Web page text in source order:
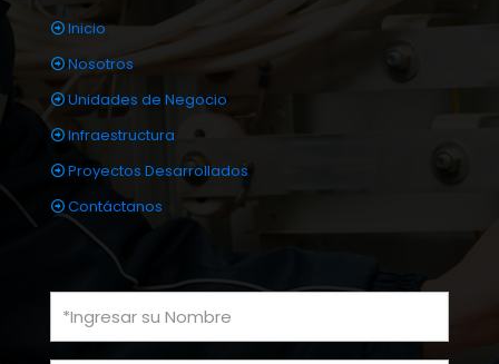
Inicio
Nosotros
Unidades de Negocio
Infraestructura
Proyectos Desarrollados
Contáctanos